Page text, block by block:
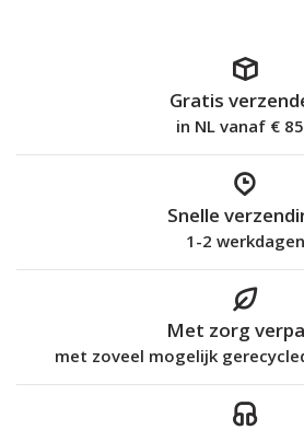
Gratis
in NL vanaf €
Snelle
1-2 werkdagen
Met zorg
met zoveel mogelijk